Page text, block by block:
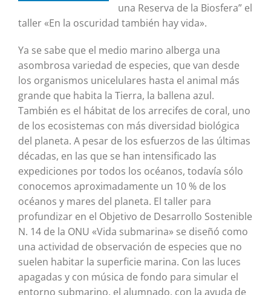
una Reserva de la Biosfera” el
taller «En la oscuridad también hay vida».
Ya se sabe que el medio marino alberga una
asombrosa variedad de especies, que van desde
los organismos unicelulares hasta el animal más
grande que habita la Tierra, la ballena azul.
También es el hábitat de los arrecifes de coral, uno
de los ecosistemas con más diversidad biológica
del planeta. A pesar de los esfuerzos de las últimas
décadas, en las que se han intensificado las
expediciones por todos los océanos, todavía sólo
conocemos aproximadamente un 10 % de los
océanos y mares del planeta. El taller para
profundizar en el Objetivo de Desarrollo Sostenible
N. 14 de la ONU «Vida submarina» se diseñó como
una actividad de observación de especies que no
suelen habitar la superficie marina. Con las luces
apagadas y con música de fondo para simular el
entorno submarino, el alumnado, con la ayuda de